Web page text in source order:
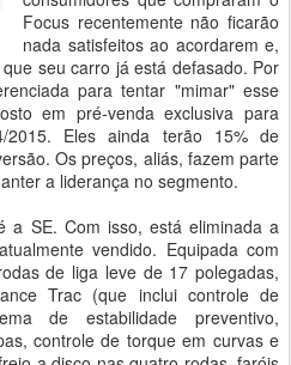
Focus recentemente não ficarão
nada satisfeitos ao acordarem e,
seu carro já está defasado. Por
para tentar "mimar" esse
em pré-venda exclusiva para
2015. Eles ainda terão 15% de
Os preços, aliás, fazem parte
a liderança no segmento.
a SE. Com isso, está eliminada a
vendido. Equipada com
de liga leve de 17 polegadas,
Trac (que inclui controle de
de estabilidade preventivo,
controle de torque em curvas e